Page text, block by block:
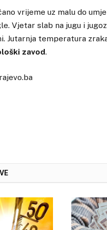
vrijeme uz malu do
Vjetar slab na jugu i
Jutarnja temperatura
zavod.